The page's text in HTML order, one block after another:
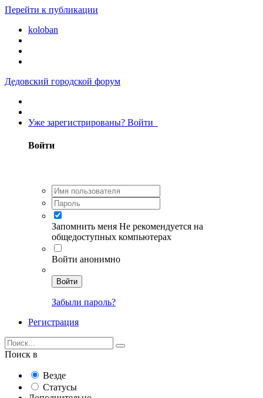
Перейти к публикации
koloban
Дедовский городской форум
Уже зарегистрированы? Войти
Войти
Запомнить меня Не рекомендуется на
общедоступных компьютерах
Войти анонимно
Войти
Забыли пароль?
Регистрация
Поиск в
Везде
Статусы